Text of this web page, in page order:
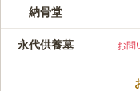
「松栄山 仙行寺
できる納骨堂・
駅をはじめ、複
も、都会の喧騒
納骨堂
永代供養墓 お問